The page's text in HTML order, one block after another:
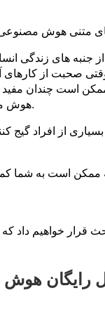
متنی هوش مصنوعی
های زندگی
صحبت از کارهای
است چندان مفید
هوش مصنوعی جلوگیری می‌کنند و تولید محتوا را به صورت دستی تشویق می‌کنند.
بسیاری از افراد
رایگان